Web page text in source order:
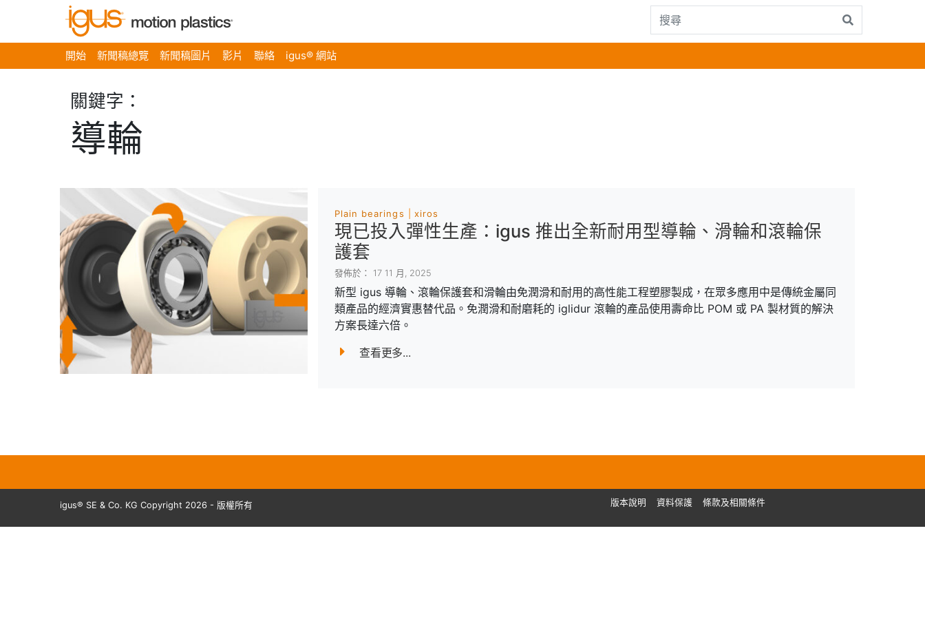
開始 新聞稿總覽 新聞稿圖片 影片 聯絡 igus® 網站
關鍵字：
導輪
Plain bearings xiros
現已投入彈性生產：igus 推出全新耐用型導輪、滑輪和滾輪保
護套
發佈於： 17 11 月, 2025
新型 igus 導輪、滾輪保護套和滑輪由免潤滑和耐用的高性能工程塑膠製成，在眾多應用中是傳統金屬同
類產品的經濟實惠替代品。免潤滑和耐磨耗的 iglidur 滾輪的產品使用壽命比 POM 或 PA 製材質的解決
方案長達六倍。
查看更多...
igus® SE & Co. KG Copyright 2026 - 版權所有 版本說明 資料保護 條款及相關條件